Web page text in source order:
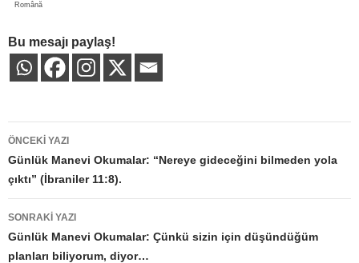
Română
Bu mesajı paylaş!
Yazı
dolaşımı
ÖNCEKI YAZI
Günlük Manevi Okumalar: “Nereye gideceğini bilmeden yola
çıktı” (İbraniler 11:8).
SONRAKI YAZI
Günlük Manevi Okumalar: Çünkü sizin için düşündüğüm
planları biliyorum, diyor…